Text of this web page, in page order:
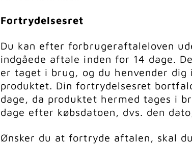
Fortrydelsesret
Du kan efter forbrugeraftaleloven
indgåede aftale inden for 14 dage.
er taget i brug, og du henvender
produktet. Din fortrydelsesret
dage, da produktet hermed tages i
dage efter købsdatoen, dvs. den
Ønsker du at fortryde aftalen, skal